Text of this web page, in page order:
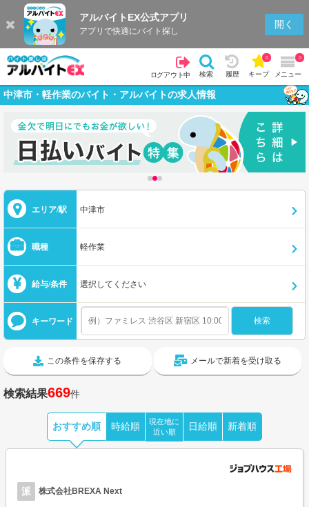
アルバイトEX公式アプリ
アプリで快適にバイト探し
開く
ログアウト中 検索 履歴 キープ
0
メニュー
0
中津市・軽作業のバイト・アルバイトの求人情報
エリア/駅 中津市
職種 軽作業
給与/条件 選択してください
キーワード
この条件を保存する メールで新着を受け取る
検索結果669件
おすすめ順 時給順
現在地に
近い順
日給順 新着順
派 株式会社BREXA Next